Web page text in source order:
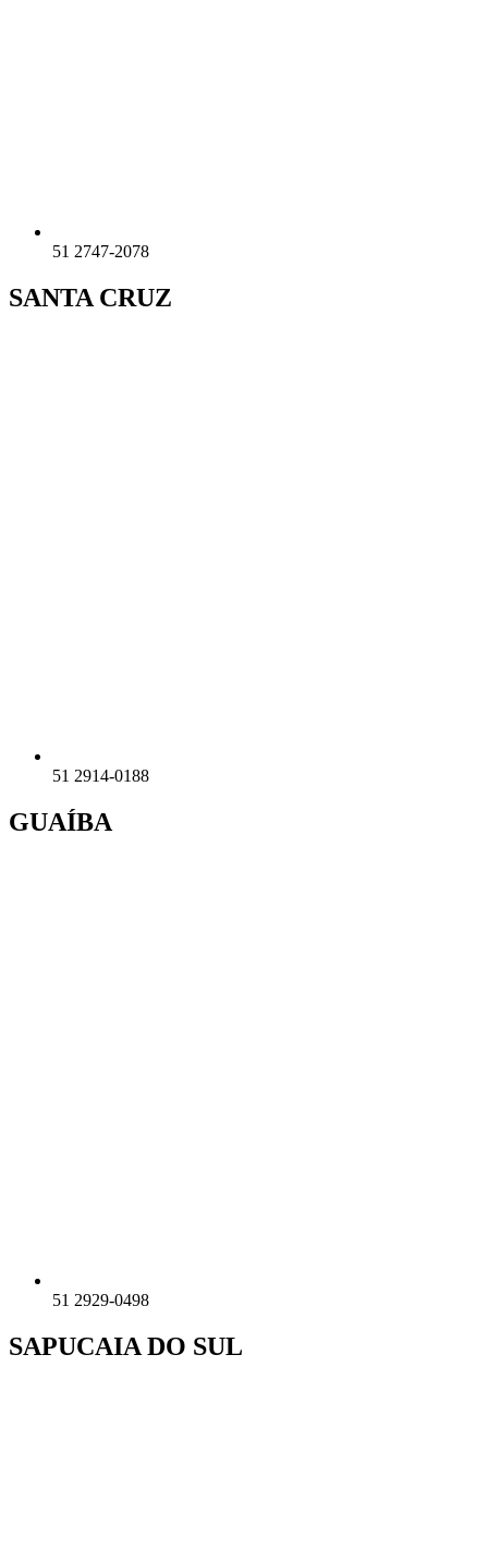
51 2747-2078
SANTA CRUZ
51 2914-0188
GUAÍBA
51 2929-0498
SAPUCAIA DO SUL